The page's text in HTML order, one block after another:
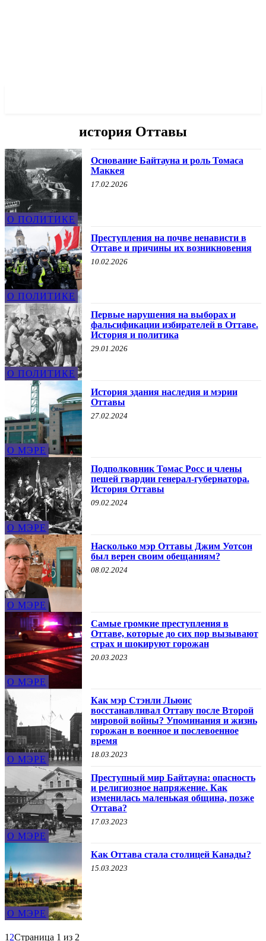
история Оттавы
О ПОЛИТИКЕ
Основание Байтауна и роль Томаса
Маккея
17.02.2026
О ПОЛИТИКЕ
Преступления на почве ненависти в
Оттаве и причины их возникновения
10.02.2026
О ПОЛИТИКЕ
Первые нарушения на выборах и
фальсификации избирателей в Оттаве.
История и политика
29.01.2026
О МЭРЕ
История здания наследия и мэрии
Оттавы
27.02.2024
О МЭРЕ
Подполковник Томас Росс и члены
пешей гвардии генерал-губернатора.
История Оттавы
09.02.2024
О МЭРЕ
Насколько мэр Оттавы Джим Уотсон
был верен своим обещаниям?
08.02.2024
О МЭРЕ
Самые громкие преступления в
Оттаве, которые до сих пор вызывают
страх и шокируют горожан
20.03.2023
О МЭРЕ
Как мэр Стэнли Льюис
восстанавливал Оттаву после Второй
мировой войны? Упоминания и жизнь
горожан в военное и послевоенное
время
18.03.2023
О МЭРЕ
Преступный мир Байтауна: опасность
и религиозное напряжение. Как
изменилась маленькая община, позже
Оттава?
17.03.2023
О МЭРЕ
Как Оттава стала столицей Канады?
15.03.2023
1 2Страница 1 из 2